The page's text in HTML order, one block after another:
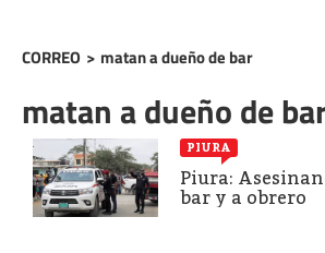
CORREO > matan a dueño de bar
matan a dueño de
PIURA
Piura:
bar y a obrero